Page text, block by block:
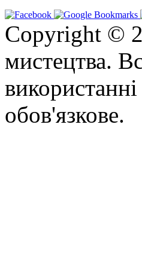
Copyright ©
мистецтва.
обов'язкове.